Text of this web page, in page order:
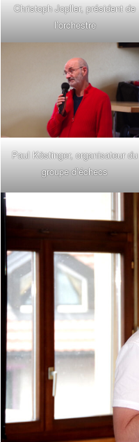
Christoph Jopller, président de
l’orchestre
Paul Köstinger, organisateur du
groupe d’échecs